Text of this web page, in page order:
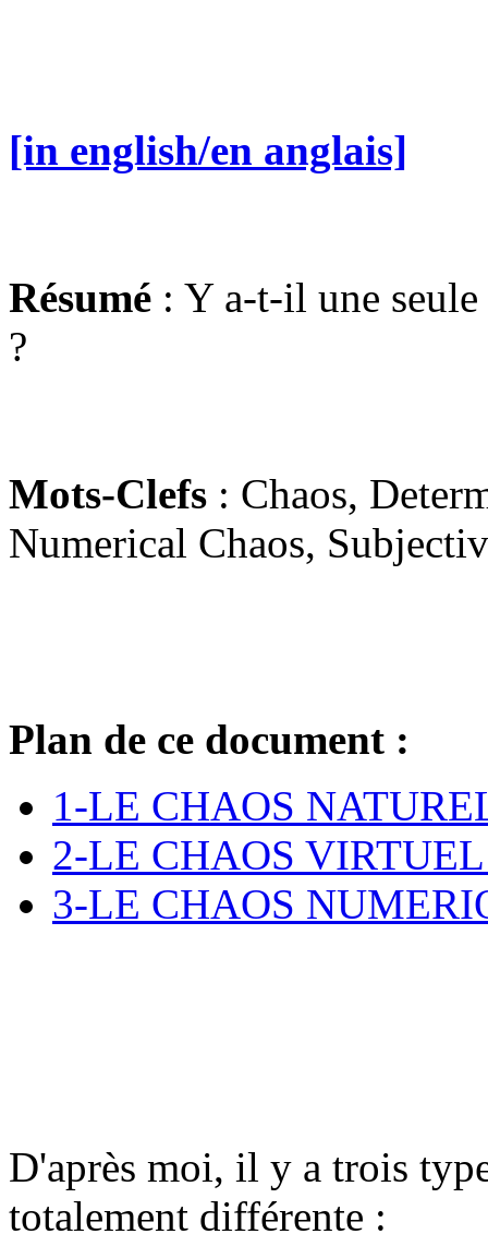
[in english/en anglais]
Résumé : Y a-t-il une
?
Mots-Clefs : Chaos,
Numerical Chaos,
Plan de ce document :
1-LE CHAOS
2-LE CHAOS
3-LE CHAOS
D'après moi, il y a trois
totalement différente :